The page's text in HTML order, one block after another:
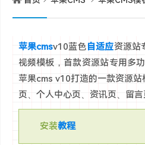
苹果cmsv10蓝色自适应资源站
视频模板，首款资源站专用多
苹果cms v10打造的一款资源
页、个人中心页、资讯页、留
安装教程